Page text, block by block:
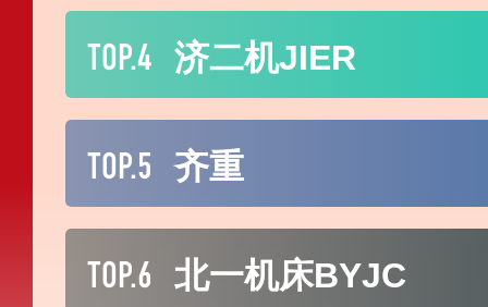
TOP.4 济二机JIER
TOP.5 齐重
TOP.6 北一机床BYJC